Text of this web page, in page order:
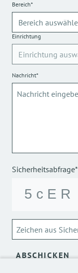
Bereich*
Einrichtung
Nachricht*
Sicherheitsabfrage*
ABSCHICKEN